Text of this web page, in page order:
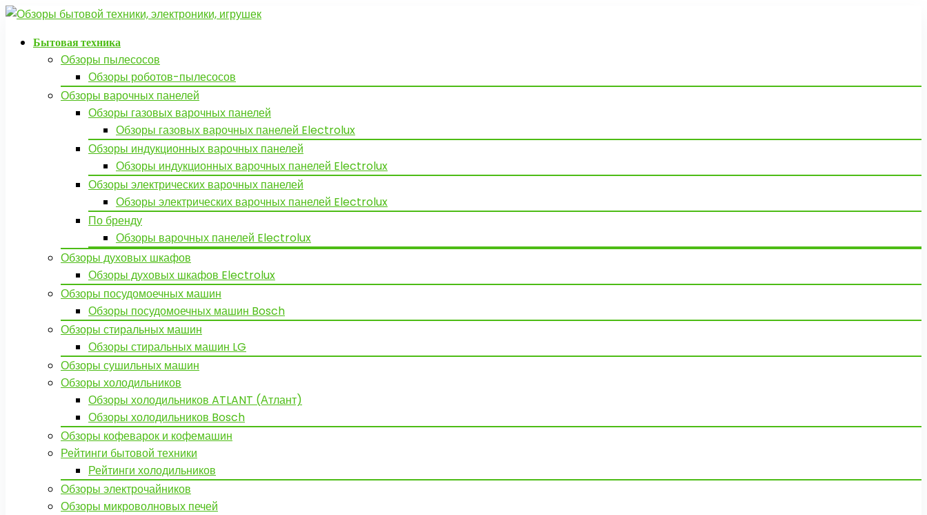
Бытовая техника
Обзоры пылесосов
Обзоры роботов-пылесосов
Обзоры варочных панелей
Обзоры газовых варочных панелей
Обзоры газовых варочных панелей Electrolux
Обзоры индукционных варочных панелей
Обзоры индукционных варочных панелей Electrolux
Обзоры электрических варочных панелей
Обзоры электрических варочных панелей Electrolux
По бренду
Обзоры варочных панелей Electrolux
Обзоры духовых шкафов
Обзоры духовых шкафов Electrolux
Обзоры посудомоечных машин
Обзоры посудомоечных машин Bosch
Обзоры стиральных машин
Обзоры стиральных машин LG
Обзоры сушильных машин
Обзоры холодильников
Обзоры холодильников ATLANT (Атлант)
Обзоры холодильников Bosch
Обзоры кофеварок и кофемашин
Рейтинги бытовой техники
Рейтинги холодильников
Обзоры электрочайников
Обзоры микроволновых печей